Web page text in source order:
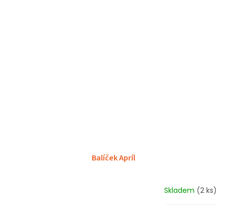
Balíček Apríl
Skladem (2 ks)